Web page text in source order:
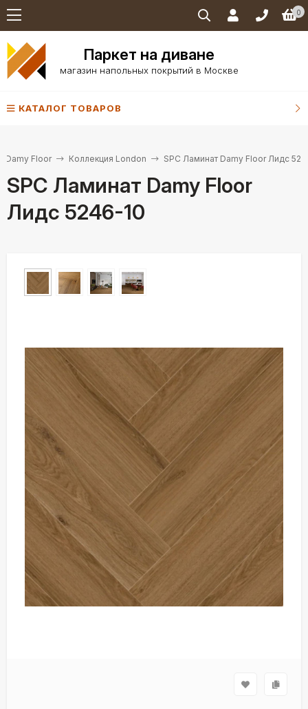
0
Паркет на диване
магазин напольных покрытий в Москве
КАТАЛОГ ТОВАРОВ
Damy Floor Коллекция London SPC Ламинат Damy Floor Лидс
SPC Ламинат Damy Floor
Лидс 5246-10